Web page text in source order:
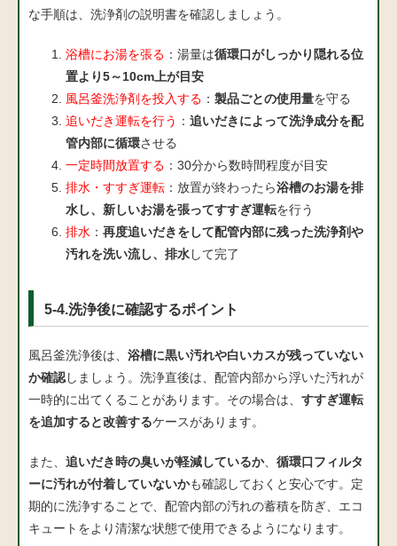
な手順は、洗浄剤の説明書を確認しましょう。
浴槽にお湯を張る ：湯量は循環口がしっかり隠れる位
置より5～10cm上が目安
風呂釜洗浄剤を投入する ： 製品ごとの使用量を守る
追いだき運転を行う ： 追いだきによって洗浄成分を配
管内部に循環させる
一定時間放置する ：30分から数時間程度が目安
排水・すすぎ運転 ：放置が終わったら浴槽のお湯を排
水し、新しいお湯を張ってすすぎ運転を行う
排水 ： 再度追いだきをして配管内部に残った洗浄剤や
汚れを洗い流し、排水して完了
5-4.洗浄後に確認するポイント
風呂釜洗浄後は、 浴槽に黒い汚れや白いカスが残っていない
か確認しましょう。洗浄直後は、配管内部から浮いた汚れが
一時的に出てくることがあります。その場合は、 すすぎ運転
を追加すると改善するケースがあります。
また、 追いだき時の臭いが軽減しているか、 循環口フィルタ
ーに汚れが付着していないかも確認しておくと安心です。定
期的に洗浄することで、配管内部の汚れの蓄積を防ぎ、エコ
キュートをより清潔な状態で使用できるようになります。